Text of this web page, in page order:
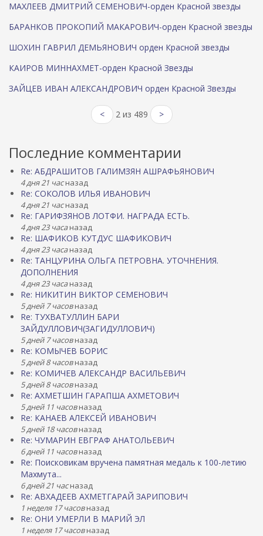
МАХЛЕЕВ ДМИТРИЙ СЕМЕНОВИЧ-орден Красной звезды
БАРАНКОВ ПРОКОПИЙ МАКАРОВИЧ-орден Красной звезды
ШОХИН ГАВРИЛ ДЕМЬЯНОВИЧ орден Красной звезды
КАИРОВ МИННАХМЕТ-орден Красной Звезды
ЗАЙЦЕВ ИВАН АЛЕКСАНДРОВИЧ орден Красной Звезды
< 2 из 489 >
Последние комментарии
Re: АБДРАШИТОВ ГАЛИМЗЯН АШРАФЬЯНОВИЧ
4 дня 21 часназад
Re: СОКОЛОВ ИЛЬЯ ИВАНОВИЧ
4 дня 21 часназад
Re: ГАРИФЗЯНОВ ЛОТФИ. НАГРАДА ЕСТЬ.
4 дня 23 часаназад
Re: ШАФИКОВ КУТДУС ШАФИКОВИЧ
4 дня 23 часаназад
Re: ТАНЦУРИНА ОЛЬГА ПЕТРОВНА. УТОЧНЕНИЯ.
ДОПОЛНЕНИЯ
4 дня 23 часаназад
Re: НИКИТИН ВИКТОР СЕМЕНОВИЧ
5 дней 7 часовназад
Re: ТУХВАТУЛЛИН БАРИ
ЗАЙДУЛЛОВИЧ(ЗАГИДУЛЛОВИЧ)
5 дней 7 часовназад
Re: КОМЫЧЕВ БОРИС
5 дней 8 часовназад
Re: КОМИЧЕВ АЛЕКСАНДР ВАСИЛЬЕВИЧ
5 дней 8 часовназад
Re: АХМЕТШИН ГАРАПША АХМЕТОВИЧ
5 дней 11 часовназад
Re: КАНАЕВ АЛЕКСЕЙ ИВАНОВИЧ
5 дней 18 часовназад
Re: ЧУМАРИН ЕВГРАФ АНАТОЛЬЕВИЧ
6 дней 11 часовназад
Re: Поисковикам вручена памятная медаль к 100-летию
Махмута...
6 дней 21 часназад
Re: АВХАДЕЕВ АХМЕТГАРАЙ ЗАРИПОВИЧ
1 неделя 17 часовназад
Re: ОНИ УМЕРЛИ В МАРИЙ ЭЛ
1 неделя 17 часовназад